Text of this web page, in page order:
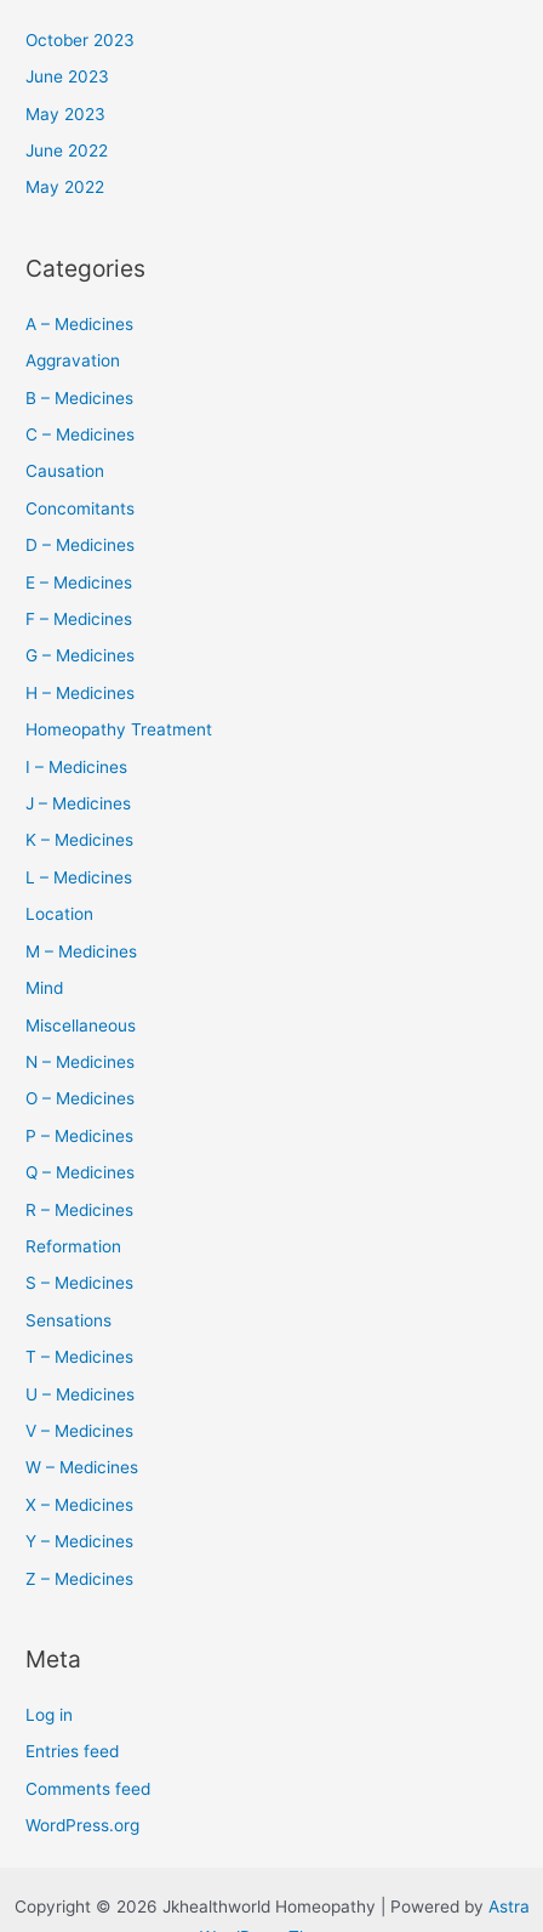
October 2023
June 2023
May 2023
June 2022
May 2022
Categories
A – Medicines
Aggravation
B – Medicines
C – Medicines
Causation
Concomitants
D – Medicines
E – Medicines
F – Medicines
G – Medicines
H – Medicines
Homeopathy Treatment
I – Medicines
J – Medicines
K – Medicines
L – Medicines
Location
M – Medicines
Mind
Miscellaneous
N – Medicines
O – Medicines
P – Medicines
Q – Medicines
R – Medicines
Reformation
S – Medicines
Sensations
T – Medicines
U – Medicines
V – Medicines
W – Medicines
X – Medicines
Y – Medicines
Z – Medicines
Meta
Log in
Entries feed
Comments feed
WordPress.org
Copyright © 2026 Jkhealthworld Homeopathy | Powered by Astra